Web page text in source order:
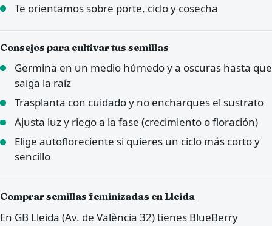
Te orientamos sobre porte, ciclo y cosecha
Consejos para cultivar tus semillas
Germina en un medio húmedo y a oscuras hasta que
salga la raíz
Trasplanta con cuidado y no encharques el sustrato
Ajusta luz y riego a la fase (crecimiento o floración)
Elige autofloreciente si quieres un ciclo más corto y
sencillo
Comprar semillas feminizadas en Lleida
En GB Lleida (Av. de València 32) tienes BlueBerry